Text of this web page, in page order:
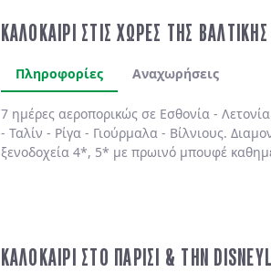
ΚΑΛΟΚΑΙΡΙ ΣΤΙΣ ΧΩΡΕΣ ΤΗΣ ΒΑΛΤΙΚΗΣ
Πληροφορίες Αναχωρήσεις
7 ημέρες αεροπορικώς σε Εσθονία - Λετονία
- Ταλίν - Ρίγα - Γιούρμαλα - Βίλνιους.
ξενοδοχεία 4*, 5* με πρωινό μπουφέ
ΚΑΛΟΚΑΙΡΙ ΣΤΟ ΠΑΡΙΣΙ & ΤΗΝ